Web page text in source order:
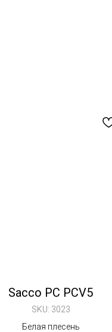
Sacco PC PCV5
SKU: 3023
Белая плесень